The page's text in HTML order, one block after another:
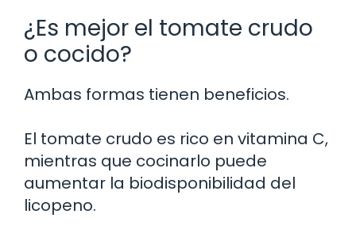
¿Es mejor el tomate crudo
o cocido?
Ambas formas tienen beneficios.
El tomate crudo es rico en vitamina C,
mientras que cocinarlo puede
aumentar la biodisponibilidad del
licopeno.